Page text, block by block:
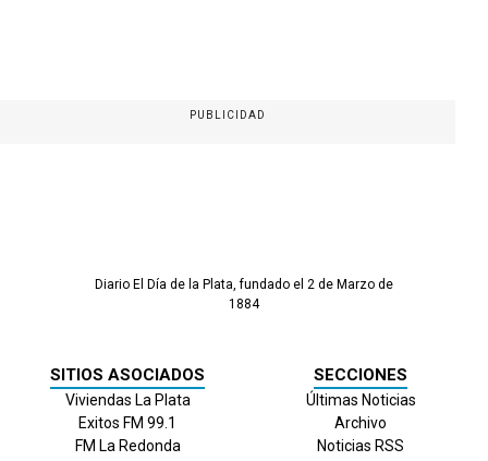
PUBLICIDAD
Diario El Día de la Plata, fundado el 2 de Marzo de
1884
SITIOS ASOCIADOS
Viviendas La Plata
Exitos FM 99.1
FM La Redonda
SECCIONES
Últimas Noticias
Archivo
Noticias RSS